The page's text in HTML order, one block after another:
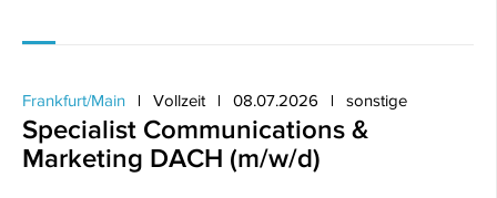
Frankfurt/Main Vollzeit 08.07.2026 sonstige
Specialist Communications &
Marketing DACH (m/w/d)